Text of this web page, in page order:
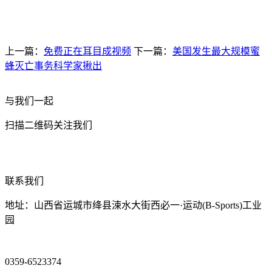
上一篇： 免费正在耳目成视频 下一篇： 美国发生最大规模蜜
蜂灭亡事务科学家揪出
与我们一起
扫描二维码关注我们
联系我们
地址：山西省运城市绛县涑水大街西必一·运动(B-Sports)工业
园
0359-6523374